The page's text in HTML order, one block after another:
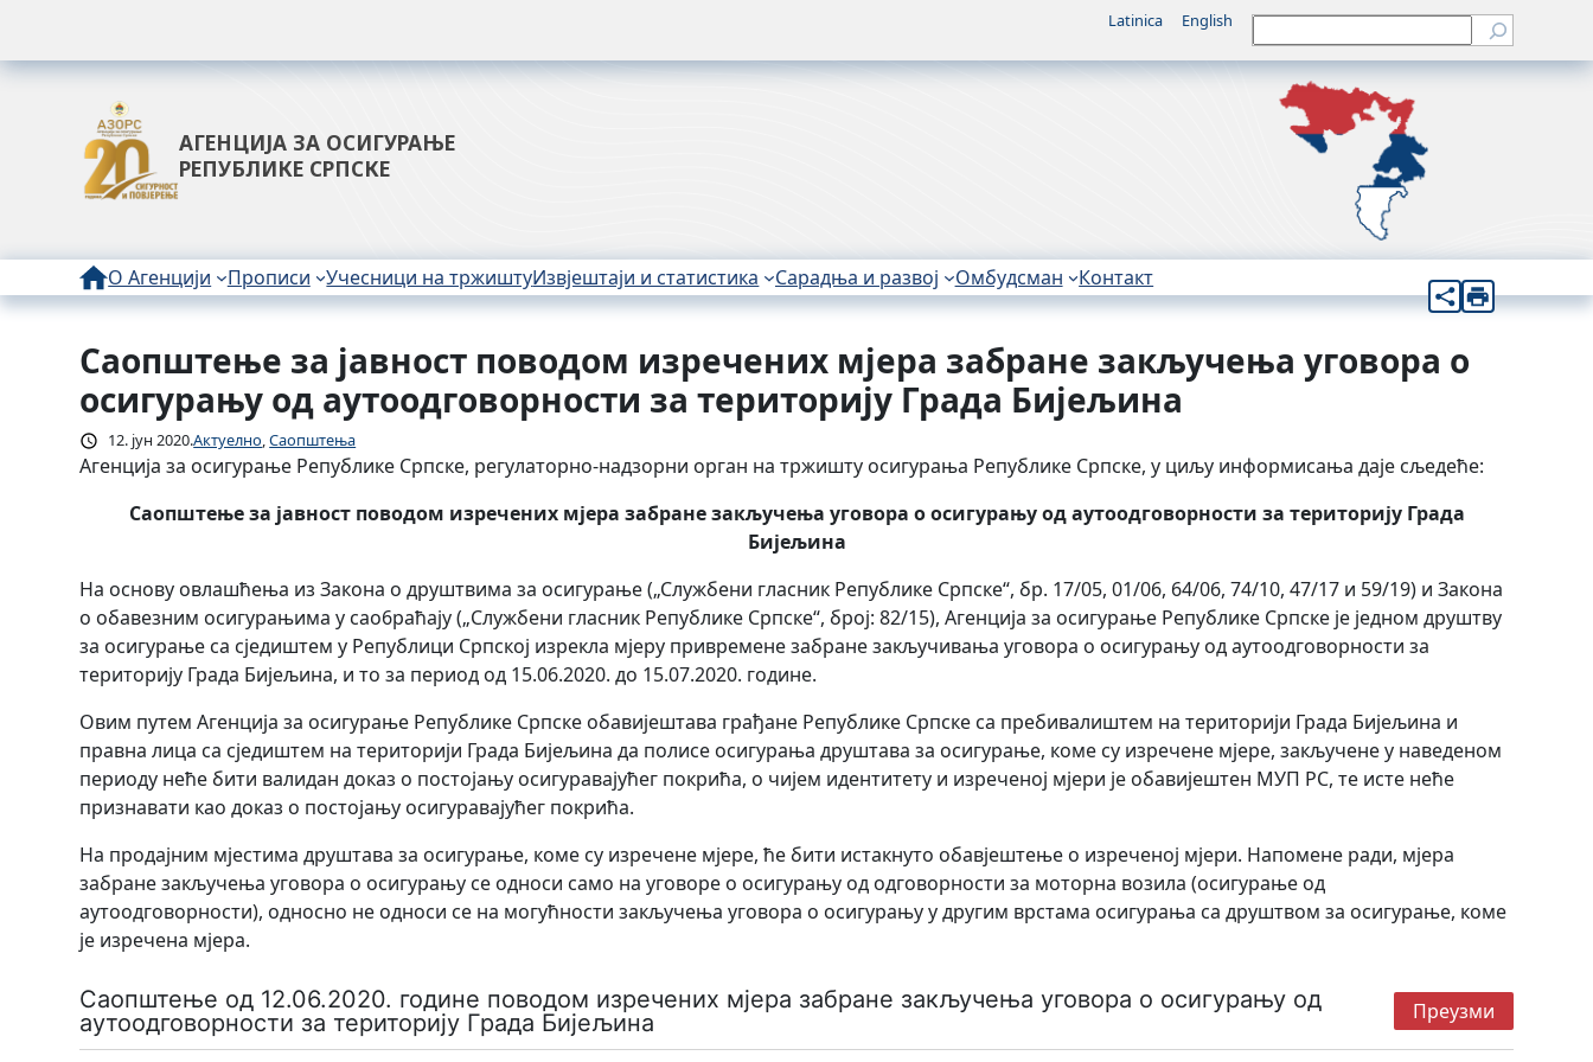
Latinica English Претрага
АГЕНЦИЈА ЗА ОСИГУРАЊЕ
РЕПУБЛИКЕ СРПСКЕ
О Агенцији Прописи Учесници на тржиштуИзвјештаји и статистика Сарадња и развој Омбудсман Контакт
Саопштење за јавност поводом изречених мјера забране закључења уговора о
осигурању од аутоодговорности за територију Града Бијељина
12. јун 2020.Актуелно, Саопштења
Агенција за осигурање Републике Српске, регулаторно-надзорни орган на тржишту осигурања Републике Српске, у циљу информисања даје сљедеће:
Саопштење за јавност поводом изречених мјера забране закључења уговора о осигурању од аутоодговорности за територију Града
Бијељина
На основу овлашћења из Закона о друштвима за осигурање („Службени гласник Републике Српске“, бр. 17/05, 01/06, 64/06, 74/10, 47/17 и 59/19) и Закона
о обавезним осигурањима у cao6paћajy („Службени гласник Републике Српске“, број: 82/15), Агенција за осигурање Републике Српске је једном друштву
за осигурање са сједиштем у Републици Српској изрекла мјеру привремене забране закључивања уговора о осигурању од аутоодговорности за
територију Града Бијељина, и то за период од 15.06.2020. до 15.07.2020. године.
Овим путем Агенција за осигурање Републике Српске обавијештава грађане Републике Српске са пребивалиштем на територији Града Бијељина и
правна лица са сједиштем на територији Града Бијељина да полисе осигурања друштава за осигурање, коме су изречене мјере, закључене у наведеном
периоду неће бити валидан доказ о постојању осигуравајућег покрића, о чијем идентитету и изреченој мјери је обавијештен МУП РС, те исте неће
признавати као доказ о постојању осигуравајућег покрића.
На продајним мјестима друштава за осигурање, коме су изречене мјере, ћe бити истакнуто обавјештење о изреченој мјери. Напомене ради, мјера
забране закључења уговора о осигурању се односи само на уговоре о осигурању од одговорности за моторна возила (осигурање од
аутоодговорности), односно не односи се на могућности закључења уговора о осигурању у другим врстама осигурања са друштвом за осигурање, коме
је изречена мјера.
Саопштење од 12.06.2020. године поводом изречених мјера забране закључења уговора о осигурању од
аутоодговорности за територију Града Бијељина
Преузми